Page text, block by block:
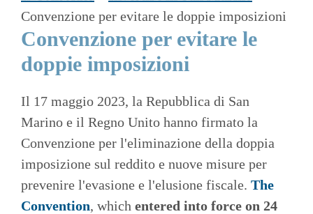
Convenzione per evitare le doppie imposizioni
Convenzione per evitare le
doppie imposizioni
Il 17 maggio 2023, la Repubblica di San
Marino e il Regno Unito hanno firmato la
Convenzione per l'eliminazione della doppia
imposizione sul reddito e nuove misure per
prevenire l'evasione e l'elusione fiscale. The
Convention, which entered into force on 24